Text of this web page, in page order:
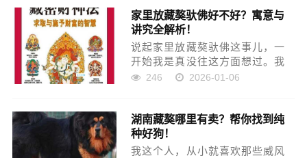
一样，觉得这玩意儿肯定特神。
但是，这些年我跟这事...
家里放藏獒驮佛好不好？寓意与
讲究全解析！
说起家里放藏獒驮佛这事儿，一
开始我是真没往这方面想过。我
跟你说，平时对这些风水、摆
老朋友家做客，他家客厅里就摆
着这么一件，一个看着特别威武
的藏...
246 2026-01-06
湖南藏獒哪里有卖？帮你找到纯
种好狗！
我这个人，从小就喜欢那些威风